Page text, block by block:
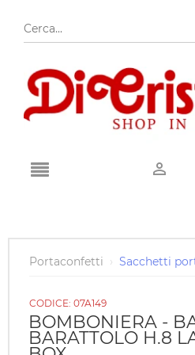
Portaconfetti › Sacchetti
CODICE: 07A149
BOMBONIERA -
BARATTOLO H.8